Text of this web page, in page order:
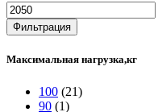
Минимальная
цена
Фильтрация
Максимальная нагрузка,кг
100 (21)
90 (1)